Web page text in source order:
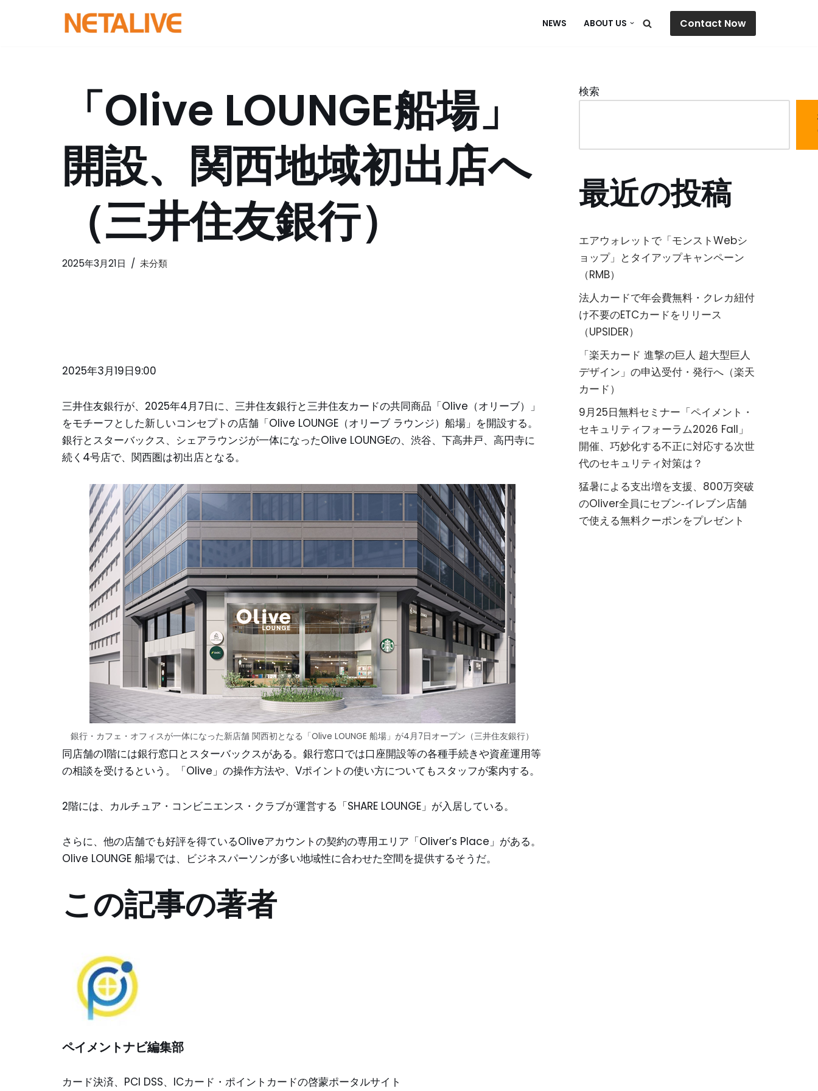
NEWS ABOUT US Contact Now
「Olive LOUNGE船場」
開設、関西地域初出店へ
（三井住友銀行）
2025年3月21日 未分類
2025年3月19日9:00
三井住友銀行が、2025年4月7日に、三井住友銀行と三井住友カードの共同商品「Olive（オリーブ）」
をモチーフとした新しいコンセプトの店舗「Olive LOUNGE（オリーブ ラウンジ）船場」を開設する。
銀行とスターバックス、シェアラウンジが一体になったOlive LOUNGEの、渋谷、下高井戸、高円寺に
続く4号店で、関西圏は初出店となる。
銀行・カフェ・オフィスが一体になった新店舗 関西初となる「Olive LOUNGE 船場」が4月7日オープン（三井住友銀行）
同店舗の1階には銀行窓口とスターバックスがある。銀行窓口では口座開設等の各種手続きや資産運用等
の相談を受けるという。「Olive」の操作方法や、Vポイントの使い方についてもスタッフが案内する。
2階には、カルチュア・コンビニエンス・クラブが運営する「SHARE LOUNGE」が入居している。
さらに、他の店舗でも好評を得ているOliveアカウントの契約の専用エリア「Oliver’s Place」がある。
Olive LOUNGE 船場では、ビジネスパーソンが多い地域性に合わせた空間を提供するそうだ。
この記事の著者
ペイメントナビ編集部
カード決済、PCI DSS、ICカード・ポイントカードの啓蒙ポータルサイト
検索
最近の投稿
エアウォレットで「モンストWebシ
ョップ」とタイアップキャンペーン
（RMB）
法人カードで年会費無料・クレカ紐付
け不要のETCカードをリリース
（UPSIDER）
「楽天カード 進撃の巨人 超大型巨人
デザイン」の申込受付・発行へ（楽天
カード）
9月25日無料セミナー「ペイメント・
セキュリティフォーラム2026 Fall」
開催、巧妙化する不正に対応する次世
代のセキュリティ対策は？
猛暑による支出増を支援、800万突破
のOliver全員にセブン‐イレブン店舗
で使える無料クーポンをプレゼント